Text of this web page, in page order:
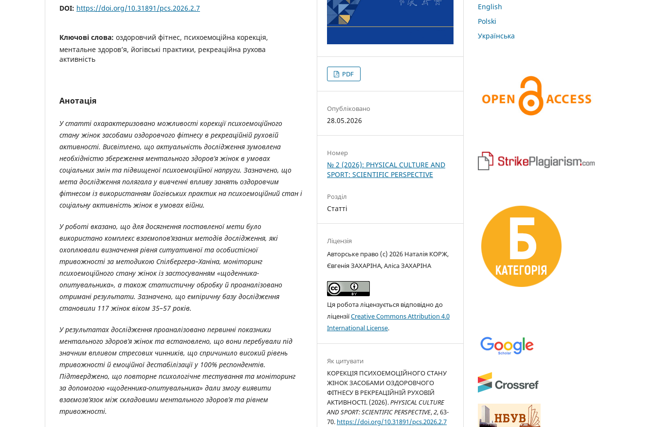
DOI: https://doi.org/10.31891/pcs.2026.2.7
Ключові слова: оздоровчий фітнес, психоемоційна корекція,
ментальне здоров’я, йогівські практики, рекреаційна рухова
активність
Анотація
У статті охарактеризовано можливості корекції психоемоційного
стану жінок засобами оздоровчого фітнесу в рекреаційній руховій
активності. Висвітлено, що актуальність дослідження зумовлена
необхідністю збереження ментального здоров’я жінок в умовах
соціальних змін та підвищеної психоемоційної напруги. Зазначено, що
мета дослідження полягала у вивченні впливу занять оздоровчим
фітнесом із використанням йогівських практик на психоемоційний стан і
соціальну активність жінок в умовах війни.
У роботі вказано, що для досягнення поставленої мети було
використано комплекс взаємопов’язаних методів дослідження, які
охоплювали визначення рівня ситуативної та особистісної
тривожності за методикою Спілбергера–Ханіна, моніторинг
психоемоційного стану жінок із застосуванням «щоденника-
опитувальника», а також статистичну обробку й проаналізовано
отримані результати. Зазначено, що емпіричну базу дослідження
становили 117 жінок віком 35–57 років.
У результатах дослідження проаналізовано первинні показники
ментального здоров’я жінок та встановлено, що вони перебували під
значним впливом стресових чинників, що спричинило високий рівень
тривожності й емоційної дестабілізації у 100% респондентів.
Підтверджено, що повторне психологічне тестування та моніторинг
за допомогою «щоденника-опитувальника» дали змогу виявити
взаємозв’язок між складовими ментального здоров’я та рівнем
тривожності.
PDF
Опубліковано
28.05.2026
Номер
№ 2 (2026): PHYSICAL CULTURE AND
SPORT: SCIENTIFIC PERSPECTIVE
Розділ
Статті
Ліцензія
Авторське право (c) 2026 Наталія КОРЖ,
Євгенія ЗАХАРІНА, Аліса ЗАХАРІНА
Ця робота ліцензується відповідно до
ліцензіїCreative Commons Attribution 4.0
International License.
Як цитувати
КОРЕКЦІЯ ПСИХОЕМОЦІЙНОГО СТАНУ
ЖІНОК ЗАСОБАМИ ОЗДОРОВЧОГО
ФІТНЕСУ В РЕКРЕАЦІЙНІЙ РУХОВІЙ
АКТИВНОСТІ. (2026).PHYSICAL CULTURE
AND SPORT: SCIENTIFIC PERSPECTIVE,2, 63-
70. https://doi.org/10.31891/pcs.2026.2.7
English
Polski
Українська